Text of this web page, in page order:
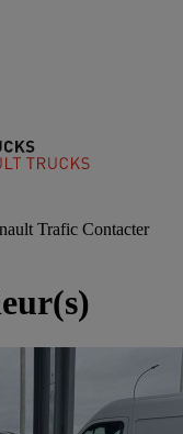
Trafic Contacter